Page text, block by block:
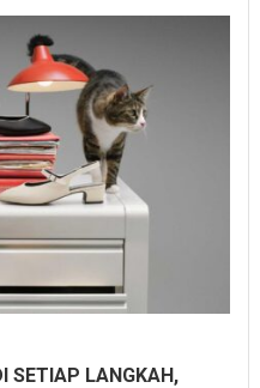
SETIAP LANGKAH,